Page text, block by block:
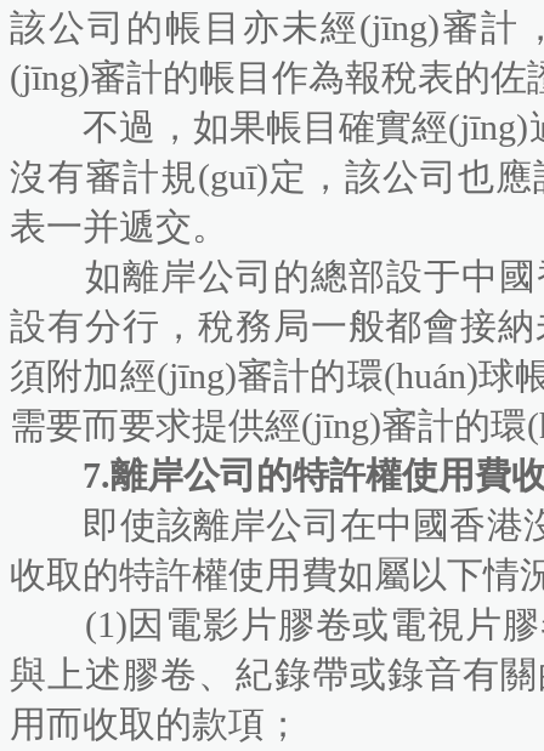
該公司的帳目亦未經(jīng)審計
(jīng)審計的帳目作為報稅表的佐證
不過，如果帳目確實經(jīng)
沒有審計規(guī)定，該公司也
表一并遞交。
如離岸公司的總部設于中國
設有分行，稅務局一般都會
須附加經(jīng)審計的環(huán)球帳
需要而要求提供經(jīng)審計的環
7.離岸公司的特許權使用費收
即使該離岸公司在中國香港
收取的特許權使用費如屬以下情
(1)因電影片膠卷或電視片膠卷或
與上述膠卷、紀錄帶或錄音有
用而收取的款項；